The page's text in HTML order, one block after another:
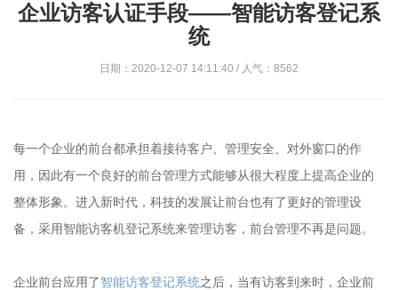
企业访客认证手段——智能访客登记系
统
日期：2020-12-07 14:11:40 / 人气：8562
每一个企业的前台都承担着接待客户、管理安全、对外窗口的作
用，因此有一个良好的前台管理方式能够从很大程度上提高企业的
整体形象。进入新时代，科技的发展让前台也有了更好的管理设
备，采用智能访客机登记系统来管理访客，前台管理不再是问题。
企业前台应用了智能访客登记系统之后，当有访客到来时，企业前